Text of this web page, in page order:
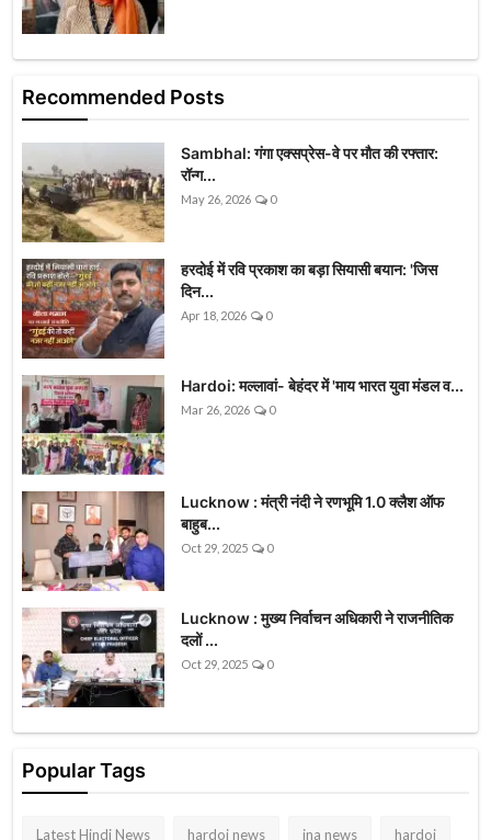
Recommended Posts
Sambhal: गंगा एक्सप्रेस-वे पर मौत की रफ्तार:
रॉन्ग...
May 26, 2026 0
हरदोई में रवि प्रकाश का बड़ा सियासी बयान: 'जिस
दिन...
Apr 18, 2026 0
Hardoi: मल्लावां- बेहंदर में 'माय भारत युवा मंडल व...
Mar 26, 2026 0
Lucknow : मंत्री नंदी ने रणभूमि 1.0 क्लैश ऑफ
बाहुब...
Oct 29, 2025 0
Lucknow : मुख्य निर्वाचन अधिकारी ने राजनीतिक
दलों ...
Oct 29, 2025 0
Popular Tags
Latest Hindi News hardoi news ina news hardoi